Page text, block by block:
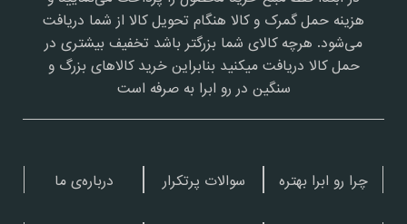
هزینه حمل گمرک و کالا هنگام تحویل کالا از شما دریافت
می‌شود. هرچه کالای شما بزرگتر باشد تخفیف بیشتری در
حمل کالا دریافت میکنید بنابراین خرید کالاهای بزرگ و
سنگین در رو ابرا به صرفه است
چرا رو ابرا بهتره سوالات پرتکرار درباره‌ی ما